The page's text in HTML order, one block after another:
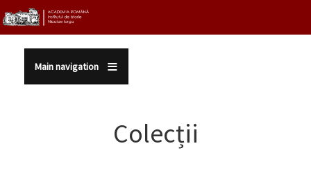
Sari la conținutul principal
Main navigation
Colecții